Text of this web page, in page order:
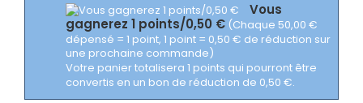
Vous
gagnerez 1 points/0,50 € (Chaque 50,00 €
dépensé = 1 point, 1 point = 0,50 € de réduction sur
une prochaine commande)
Votre panier totalisera 1 points qui pourront être
convertis en un bon de réduction de 0,50 €.